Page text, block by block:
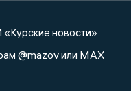
новости»
@mazovили MAX